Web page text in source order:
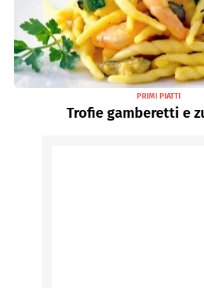
PRIMI PIATTI
Trofie gamberetti e